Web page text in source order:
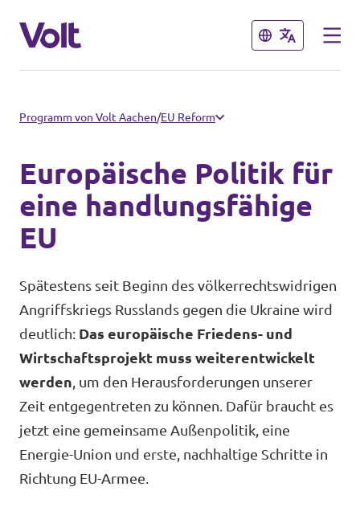
Schließen
Volt in Nordrhein-Westfalen
Website von Volt NRW
Volt vor Ort in NRW
Website
Volt in deinem Bundesland
Volt Deutschland Merchandise Shop
Schließen
Programm
Über Volt
Menschen
Neuigkeiten
Unsere Events
Kontakt
Programm von Volt Aachen/EU Reform
Europäische Politik für
eine handlungsfähige
EU
Spätestens seit Beginn des völkerrechtswidrigen
Angriffskriegs Russlands gegen die Ukraine wird
deutlich: Das europäische Friedens- und
Wirtschaftsprojekt muss weiterentwickelt
werden, um den Herausforderungen unserer
Zeit entgegentreten zu können. Dafür braucht es
jetzt eine gemeinsame Außenpolitik, eine
Energie-Union und erste, nachhaltige Schritte in
Richtung EU-Armee.